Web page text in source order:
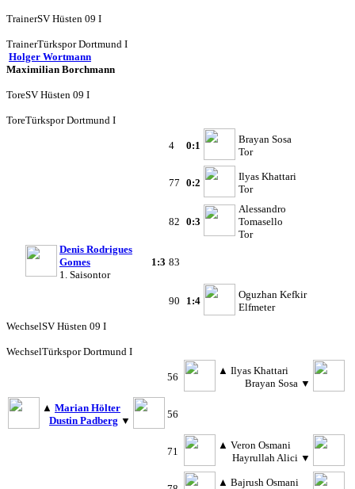
TrainerSV Hüsten 09 I
TrainerTürkspor Dortmund I
Holger Wortmann
Maximilian Borchmann
ToreSV Hüsten 09 I
ToreTürkspor Dortmund I
4 0:1
Brayan Sosa
Tor
77 0:2
Ilyas Khattari
Tor
82 0:3
Alessandro
Tomasello
Tor
Denis Rodrigues
Gomes
1. Saisontor
1:3 83
90 1:4
Oguzhan Kefkir
Elfmeter
WechselSV Hüsten 09 I
WechselTürkspor Dortmund I
56
▲ Ilyas Khattari
Brayan Sosa ▼
▲ Marian Hölter
Dustin Padberg ▼
56
71
▲ Veron Osmani
Hayrullah Alici ▼
▲ Bajrush Osmani